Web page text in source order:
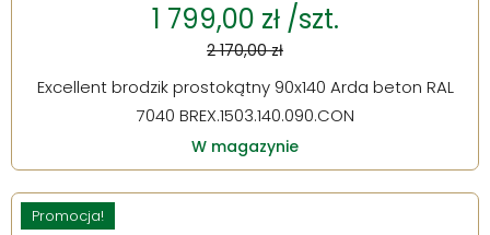
1 799,00 zł /szt.
2 170,00 zł
Excellent brodzik prostokątny 90x140 Arda beton RAL
7040 BREX.1503.140.090.CON
W magazynie
Promocja!